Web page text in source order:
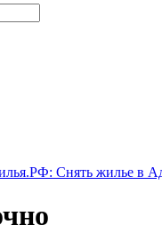
Снять жилье в